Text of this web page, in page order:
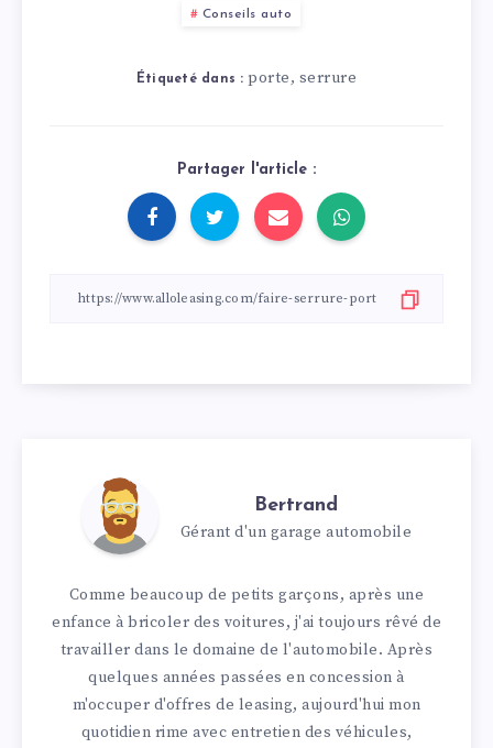
Conseils auto
Étiqueté dans : porte, serrure
Partager l'article :
Bertrand
Gérant d'un garage automobile
Comme beaucoup de petits garçons, après une
enfance à bricoler des voitures, j'ai toujours rêvé de
travailler dans le domaine de l'automobile. Après
quelques années passées en concession à
m'occuper d'offres de leasing, aujourd'hui mon
quotidien rime avec entretien des véhicules,